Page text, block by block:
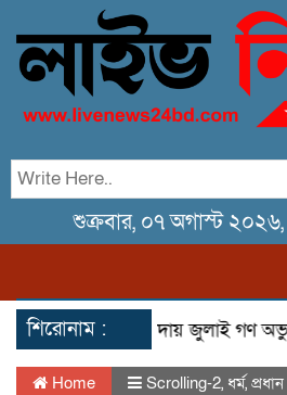
শুক্রবার, ০৭ অগাস্ট
শিরোনাম :তেরখাদায় জুলাই গণ
Home Scrolling-2, ধর্ম,